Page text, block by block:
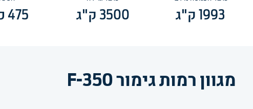
1993 ק"ג 3500 ק"ג 475
מגוון רמות גימור F-350